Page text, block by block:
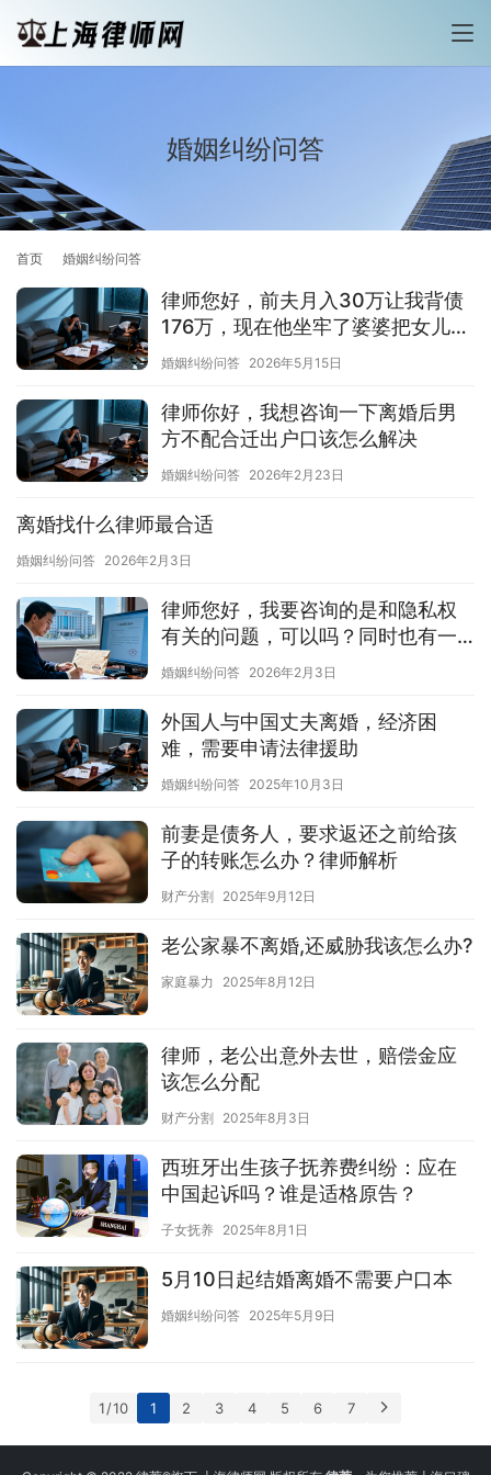
婚姻纠纷问答
首页 婚姻纠纷问答
律师您好，前夫月入30万让我背债
176万，现在他坐牢了婆婆把女儿丢
给我，我该怎么办
婚姻纠纷问答 2026年5月15日
律师你好，我想咨询一下离婚后男
方不配合迁出户口该怎么解决
婚姻纠纷问答 2026年2月23日
离婚找什么律师最合适
婚姻纠纷问答 2026年2月3日
律师您好，我要咨询的是和隐私权
有关的问题，可以吗？同时也有一
个相关的纠纷。
婚姻纠纷问答 2026年2月3日
外国人与中国丈夫离婚，经济困
难，需要申请法律援助
婚姻纠纷问答 2025年10月3日
前妻是债务人，要求返还之前给孩
子的转账怎么办？律师解析
财产分割 2025年9月12日
老公家暴不离婚,还威胁我该怎么办?
家庭暴力 2025年8月12日
律师，老公出意外去世，赔偿金应
该怎么分配
财产分割 2025年8月3日
西班牙出生孩子抚养费纠纷：应在
中国起诉吗？谁是适格原告？
子女抚养 2025年8月1日
5月10日起结婚离婚不需要户口本
婚姻纠纷问答 2025年5月9日
1 / 10 1 2 3 4 5 6 7